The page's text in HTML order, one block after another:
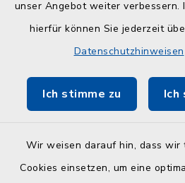
unser Angebot weiter
hierfür können Sie jederzeit
Datenschutzhinweisen
Ich stimme zu Ich
Wir weisen darauf hin, dass wir
Cookies einsetzen, um eine
Serviceportal Schleswig-
ZuFiSH
Am Selent/Schlesen